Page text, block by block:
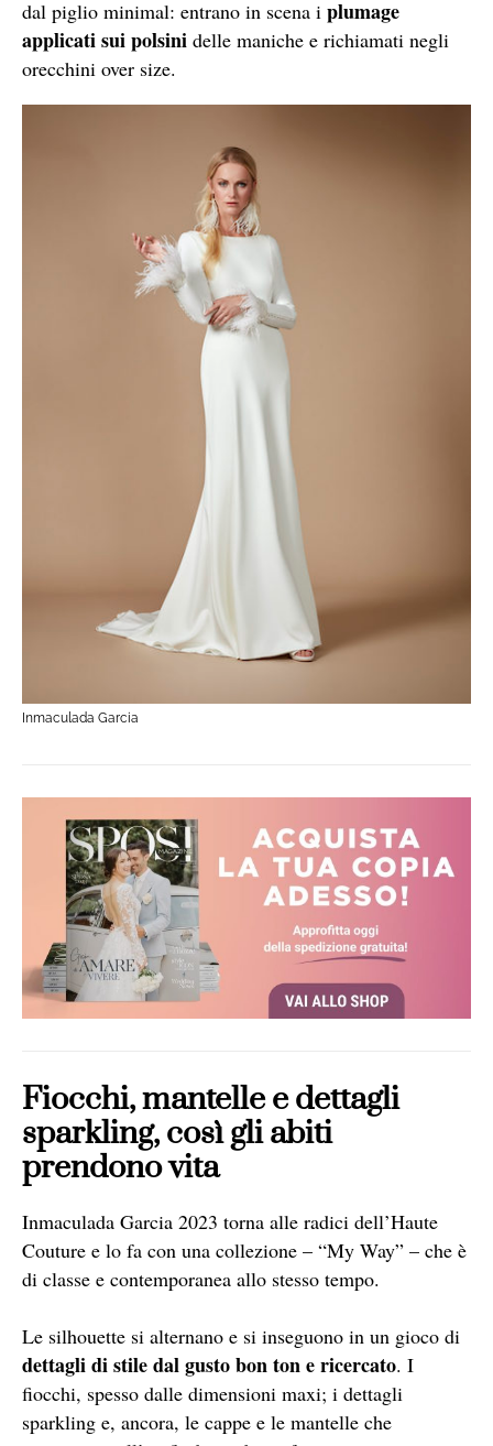
dal piglio minimal: entrano in scena i plumage
applicati sui polsini delle maniche e richiamati negli
orecchini over size.
Inmaculada Garcia
Fiocchi, mantelle e dettagli
sparkling, così gli abiti
prendono vita
Inmaculada Garcia 2023 torna alle radici dell’Haute
Couture e lo fa con una collezione – “My Way” – che è
di classe e contemporanea allo stesso tempo.
Le silhouette si alternano e si inseguono in un gioco di
dettagli di stile dal gusto bon ton e ricercato. I
fiocchi, spesso dalle dimensioni maxi; i dettagli
sparkling e, ancora, le cappe e le mantelle che